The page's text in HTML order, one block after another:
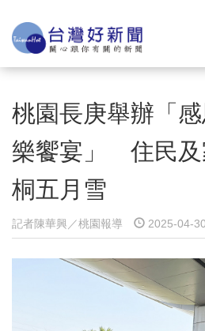
桃園長庚舉辦「
樂饗宴」 住民及
桐五月雪
記者陳華興／桃園報導 2025-04-